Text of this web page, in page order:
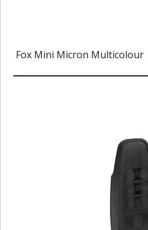
Fox Mini Micron Multicolour